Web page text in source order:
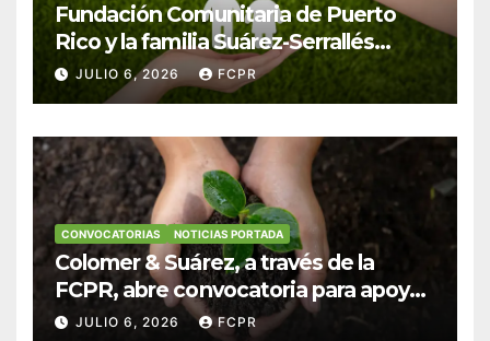
Fundación Comunitaria de Puerto
Rico y la familia Suárez-Serrallés
anuncian convocatoria para
fortalecer hogares y albergues
JULIO 6, 2026 FCPR
CONVOCATORIAS NOTICIAS PORTADA
Colomer & Suárez, a través de la
FCPR, abre convocatoria para apoyar
proyectos de seguridad alimentaria
JULIO 6, 2026 FCPR